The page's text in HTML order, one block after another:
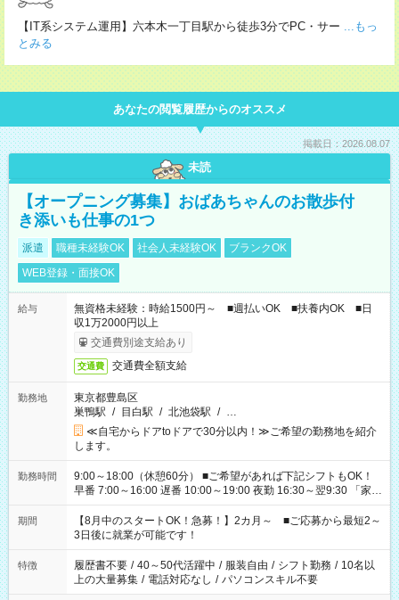
【IT系システム運用】六本木一丁目駅から徒歩3分でPC・サー ...もっ
とみる
あなたの閲覧履歴からのオススメ
掲載日：2026.08.07
未読
【オープニング募集】おばあちゃんのお散歩付
き添いも仕事の1つ
派遣 職種未経験OK 社会人未経験OK
ブランクOK
WEB登録・面接OK
給与
無資格未経験：時給1500円～ ■週払いOK ■扶養内OK ■日
収1万2000円以上
交通費別途支給あり
交通費 交通費全額支給
勤務地
東京都豊島区
巣鴨駅 / 目白駅 / 北池袋駅 / …
≪自宅からドアtoドアで30分以内！≫ご希望の勤務地を紹介
します。
勤務時間
9:00～18:00（休憩60分） ■ご希望があれば下記シフトもOK！
早番 7:00～16:00 遅番 10:00～19:00 夜勤 16:30～翌9:30 「家族
と休みを合わせたい」 「余裕を持って夕飯の準備がしたい」
「できれば残業はしたくない」 など、ご希望を教えてください
ね。 ※Wワーク希望の方へ 今ご覧のお仕事で希望する勤務時間
と、もう1つのお仕事の勤務時間。 合計で週40時間を超える場
合は応募できません。
期間
【8月中のスタートOK！急募！】2カ月～ ■ご応募から最短2～
3日後に就業が可能です！
特徴 履歴書不要 / 40～50代活躍中 / 服装自由 / シフト勤務 / 10名以
上の大量募集 / 電話対応なし / パソコンスキル不要